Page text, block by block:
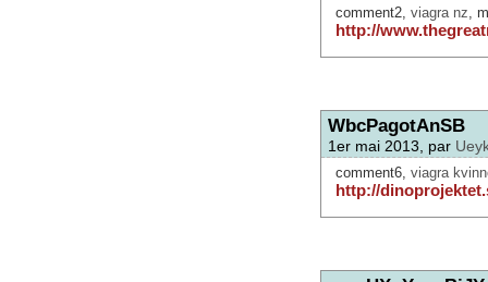
comment2, viagra nz ,
http://
WbcPagotAnSB
1er mai 2013, par
comment6, viagra
http://